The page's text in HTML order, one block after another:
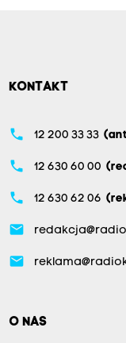
KONTAKT
phone 12 200 33 33
phone 12 630 60 00
phone 12 630 62 06
email
email
O NAS